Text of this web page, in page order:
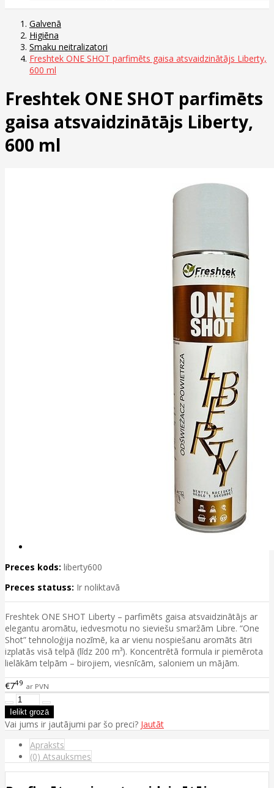
Galvenā
Higiēna
Smaku neitralizatori
Freshtek ONE SHOT parfimēts gaisa atsvaidzinātājs Liberty,
600 ml
Freshtek ONE SHOT parfimēts
gaisa atsvaidzinātājs Liberty,
600 ml
Preces kods: liberty600
Preces statuss: Ir noliktavā
Freshtek ONE SHOT Liberty – parfimēts gaisa atsvaidzinātājs ar
elegantu aromātu, iedvesmotu no sieviešu smaržām Libre. “One
Shot” tehnoloģija nozīmē, ka ar vienu nospiešanu aromāts ātri
izplatās visā telpā (līdz 200 m³). Koncentrētā formula ir piemērota
lielākām telpām – birojiem, viesnīcām, saloniem un mājām.
€749 ar PVN
Vai jums ir jautājumi par šo preci? Jautāt
Apraksts
(0) Atsauksmes